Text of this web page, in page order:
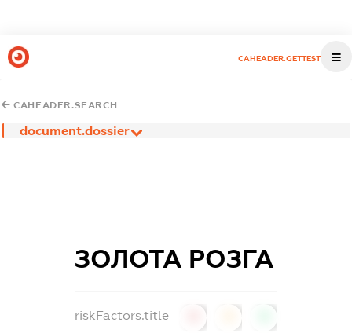
CAHEADER.GETTEST
CAHEADER.SEARCH
document.dossier
ЗОЛОТА РОЗГА
riskFactors.title